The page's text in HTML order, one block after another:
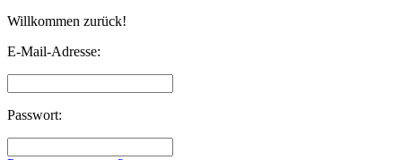
Willkommen zurück!
E-Mail-Adresse:
Passwort: